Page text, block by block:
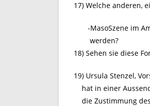
17) Welche anderen,
-MasoSzene im
werden?
18) Sehen sie diese
19) Ursula Stenzel,
hat in einer
die Zustimmung